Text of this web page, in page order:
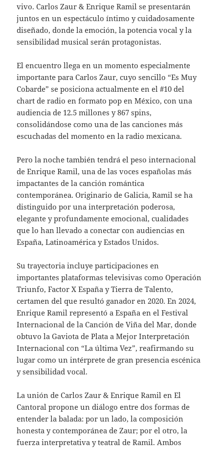
vivo. Carlos Zaur & Enrique Ramil se presentarán
juntos en un espectáculo íntimo y cuidadosamente
diseñado, donde la emoción, la potencia vocal y la
sensibilidad musical serán protagonistas.
El encuentro llega en un momento especialmente
importante para Carlos Zaur, cuyo sencillo “Es Muy
Cobarde” se posiciona actualmente en el #10 del
chart de radio en formato pop en México, con una
audiencia de 12.5 millones y 867 spins,
consolidándose como una de las canciones más
escuchadas del momento en la radio mexicana.
Pero la noche también tendrá el peso internacional
de Enrique Ramil, una de las voces españolas más
impactantes de la canción romántica
contemporánea. Originario de Galicia, Ramil se ha
distinguido por una interpretación poderosa,
elegante y profundamente emocional, cualidades
que lo han llevado a conectar con audiencias en
España, Latinoamérica y Estados Unidos.
Su trayectoria incluye participaciones en
importantes plataformas televisivas como Operación
Triunfo, Factor X España y Tierra de Talento,
certamen del que resultó ganador en 2020. En 2024,
Enrique Ramil representó a España en el Festival
Internacional de la Canción de Viña del Mar, donde
obtuvo la Gaviota de Plata a Mejor Interpretación
Internacional con “La última Vez”, reafirmando su
lugar como un intérprete de gran presencia escénica
y sensibilidad vocal.
La unión de Carlos Zaur & Enrique Ramil en El
Cantoral propone un diálogo entre dos formas de
entender la balada: por un lado, la composición
honesta y contemporánea de Zaur; por el otro, la
fuerza interpretativa y teatral de Ramil. Ambos